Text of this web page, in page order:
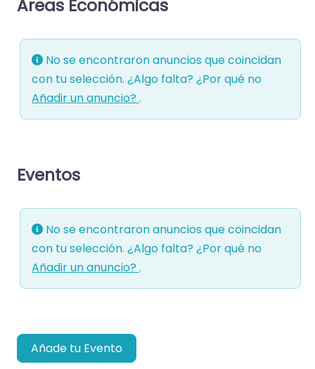
Áreas Económicas
No se encontraron anuncios que coincidan
con tu selección. ¿Algo falta? ¿Por qué no
Añadir un anuncio? .
Eventos
No se encontraron anuncios que coincidan
con tu selección. ¿Algo falta? ¿Por qué no
Añadir un anuncio? .
Añade tu Evento